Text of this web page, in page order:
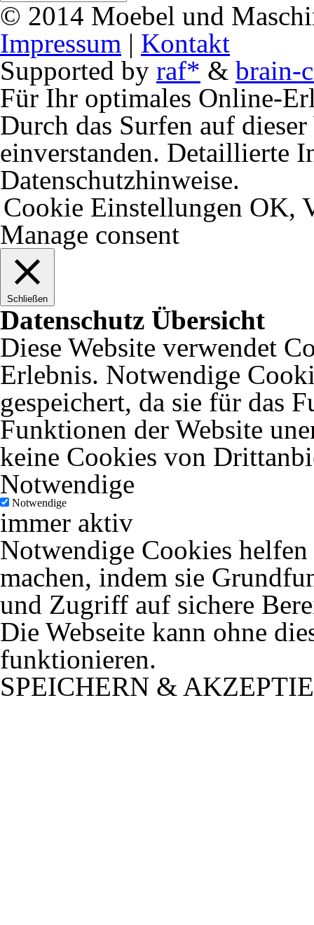
© 2014 Moebel und
Impressum | Kontakt
Supported by raf* & brain-
Für Ihr optimales Online-
Durch das Surfen auf
einverstanden. Detaillierte
Datenschutzhinweise.
Cookie Einstellungen OK,
Manage consent
Schließen
Datenschutz Übersicht
Diese Website verwendet
Erlebnis. Notwendige
gespeichert, da sie für das
Funktionen der Website
keine Cookies von
Notwendige
Notwendige
immer aktiv
Notwendige Cookies
machen, indem sie
und Zugriff auf sichere
Die Webseite kann ohne
funktionieren.
SPEICHERN &